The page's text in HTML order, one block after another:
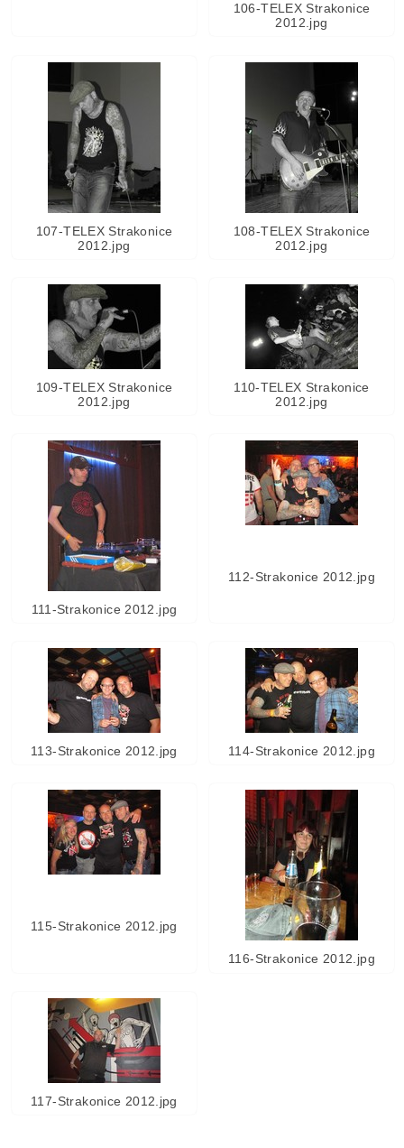
106-TELEX Strakonice
2012.jpg
107-TELEX Strakonice
2012.jpg
108-TELEX Strakonice
2012.jpg
109-TELEX Strakonice
2012.jpg
110-TELEX Strakonice
2012.jpg
111-Strakonice 2012.jpg
112-Strakonice 2012.jpg
113-Strakonice 2012.jpg 114-Strakonice 2012.jpg
115-Strakonice 2012.jpg
116-Strakonice 2012.jpg
117-Strakonice 2012.jpg